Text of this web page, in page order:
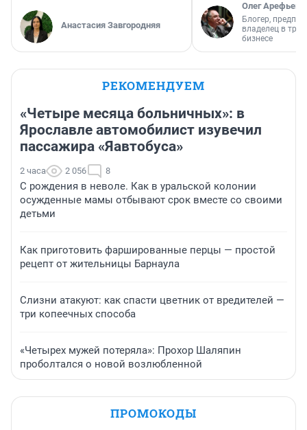
Анастасия Завгородняя
Олег Арефьев
Блогер,
владелец в
бизнесе
РЕКОМЕНДУЕМ
«Четыре месяца больничных»: в
Ярославле автомобилист изувечил
пассажира «Яавтобуса»
2 часа 2 056 8
С рождения в неволе. Как в уральской колонии
осужденные мамы отбывают срок вместе со своими
детьми
Как приготовить фаршированные перцы — простой
рецепт от жительницы Барнаула
Слизни атакуют: как спасти цветник от вредителей —
три копеечных способа
«Четырех мужей потеряла»: Прохор Шаляпин
проболтался о новой возлюбленной
ПРОМОКОДЫ